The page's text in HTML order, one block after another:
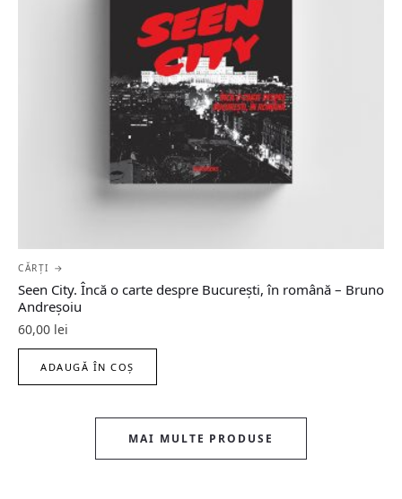
CĂRȚI →
Seen City. Încă o carte despre București, în română – Bruno
Andreșoiu
60,00 lei
ADAUGĂ ÎN COȘ
MAI MULTE PRODUSE